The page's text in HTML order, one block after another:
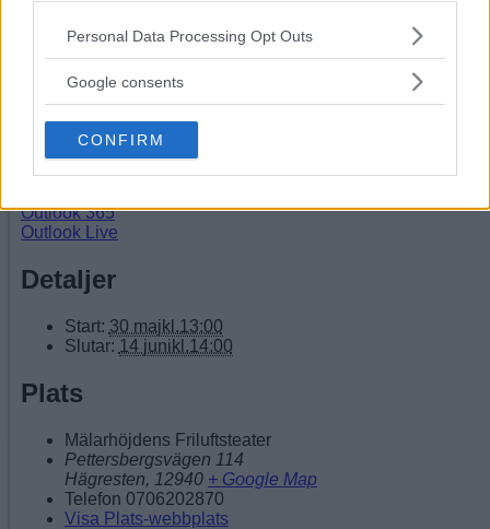
Please note that this website/app uses one or more Google
not limited to your visit or usage behaviour. You may click to
use your data for below specified purposes in below Google
consent section.
Personal Data Processing Opt Outs
Google consents
CONFIRM
Google Kalender
Outlook 365
Outlook Live
Detaljer
Start: 30 majkl.13:00
Slutar: 14 junikl.14:00
Plats
Mälarhöjdens Friluftsteater
Pettersbergsvägen 114
Hägresten, 12940 + Google Map
Telefon 0706202870
Visa Plats-webbplats